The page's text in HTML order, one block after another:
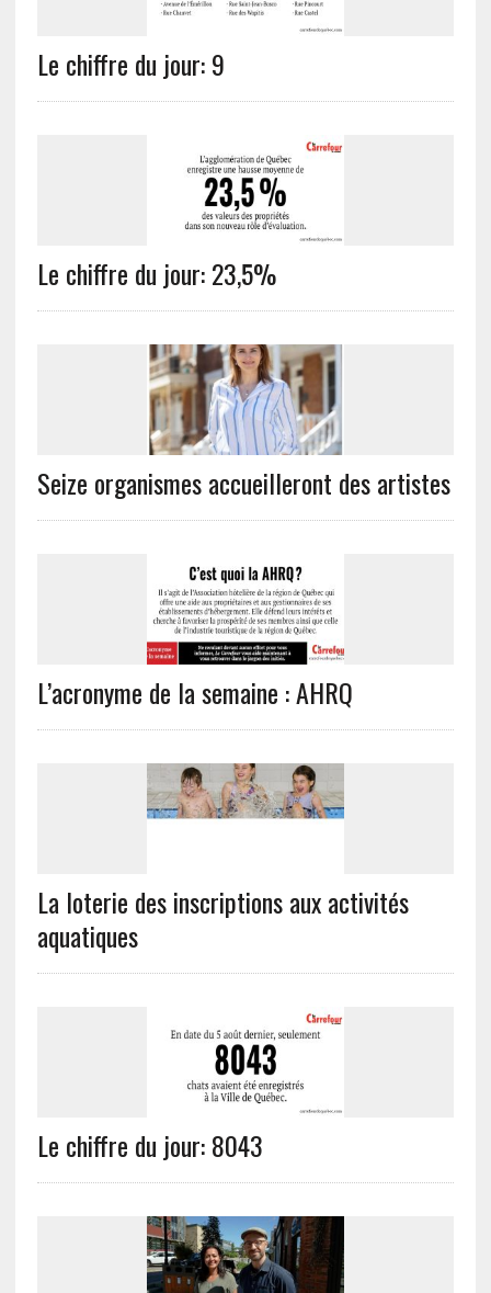
Le chiffre du jour: 9
Le chiffre du jour: 23,5%
Seize organismes accueilleront des artistes
L’acronyme de la semaine : AHRQ
La loterie des inscriptions aux activités
aquatiques
Le chiffre du jour: 8043